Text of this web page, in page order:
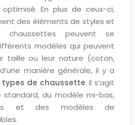
En plus de ceux-ci,
des éléments de styles et
peuvent se
modèles qui peuvent
taille ou leur nature (coton,
manière générale, il y a
types de chaussette. Il s’agit
du modèle mi-bas,
et des modèles de